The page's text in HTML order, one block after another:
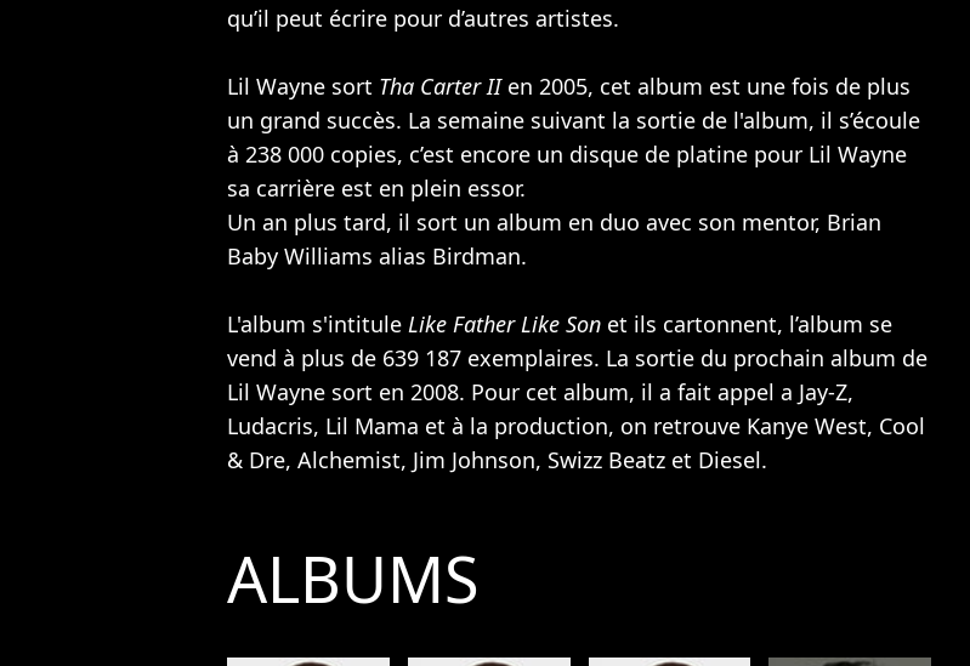
qu’il peut écrire pour d’autres artistes.
Lil Wayne sort Tha Carter IIen 2005, cet album est une fois de plus
un grand succès. La semaine suivant la sortie de l'album, il s’écoule
à 238 000 copies, c’est encore un disque de platine pour Lil Wayne
sa carrière est en plein essor.
Un an plus tard, il sort un album en duo avec son mentor, Brian
Baby Williams alias Birdman.
L'album s'intitule Like Father Like Son et ils cartonnent, l’album se
vend à plus de 639 187 exemplaires. La sortie du prochain album de
Lil Wayne sort en 2008. Pour cet album, il a fait appel a Jay-Z,
Ludacris, Lil Mama et à la production, on retrouve Kanye West, Cool
& Dre, Alchemist, Jim Johnson, Swizz Beatz et Diesel.
ALBUMS